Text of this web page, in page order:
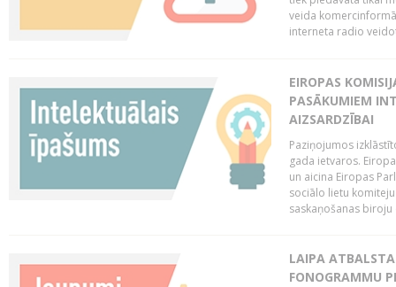
veida
interneta radio
EIROPAS
PASĀKUMIEM
AIZSARDZĪBAI
Paziņojumos
gada ietvaros.
un aicina Eiropas
sociālo lietu
saskaņošanas biroju
LAIPA
FONOGRAMMU